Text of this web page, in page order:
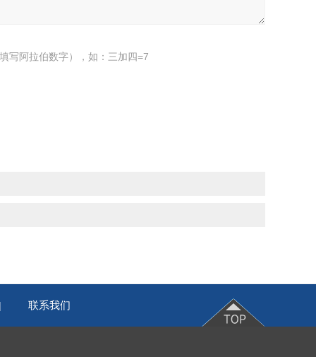
写阿拉伯数字），如：三加四=7
联系我们